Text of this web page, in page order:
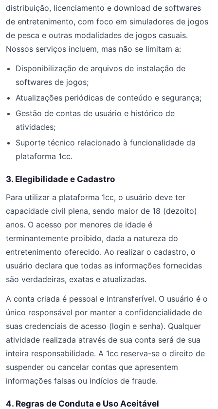
distribuição, licenciamento e download de softwares
de entretenimento, com foco em simuladores de jogos
de pesca e outras modalidades de jogos casuais.
Nossos serviços incluem, mas não se limitam a:
Disponibilização de arquivos de instalação de
softwares de jogos;
Atualizações periódicas de conteúdo e segurança;
Gestão de contas de usuário e histórico de
atividades;
Suporte técnico relacionado à funcionalidade da
plataforma 1cc.
3. Elegibilidade e Cadastro
Para utilizar a plataforma 1cc, o usuário deve ter
capacidade civil plena, sendo maior de 18 (dezoito)
anos. O acesso por menores de idade é
terminantemente proibido, dada a natureza do
entretenimento oferecido. Ao realizar o cadastro, o
usuário declara que todas as informações fornecidas
são verdadeiras, exatas e atualizadas.
A conta criada é pessoal e intransferível. O usuário é o
único responsável por manter a confidencialidade de
suas credenciais de acesso (login e senha). Qualquer
atividade realizada através de sua conta será de sua
inteira responsabilidade. A 1cc reserva-se o direito de
suspender ou cancelar contas que apresentem
informações falsas ou indícios de fraude.
4. Regras de Conduta e Uso Aceitável